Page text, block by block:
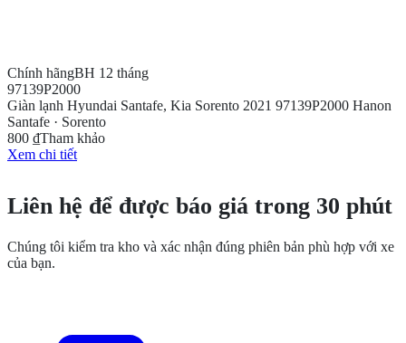
Chính hãngBH 12 tháng
97139P2000
Giàn lạnh Hyundai Santafe, Kia Sorento 2021 97139P2000 Hanon
Santafe · Sorento
800 ₫Tham khảo
Xem chi tiết
Liên hệ để được báo giá trong 30 phút
Chúng tôi kiểm tra kho và xác nhận đúng phiên bản phù hợp với xe
của bạn.